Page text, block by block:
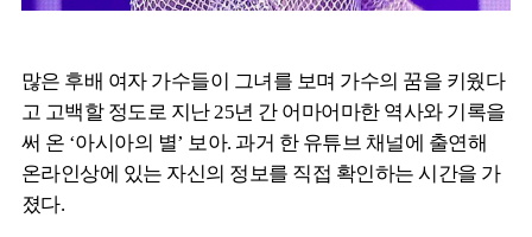
많은 후배 여자 가수들이 그녀를 보며 가수의 꿈을 키웠다
고 고백할 정도로 지난 25년 간 어마어마한 역사와 기록을
써 온 ‘아시아의 별’ 보아. 과거 한 유튜브 채널에 출연해
온라인상에 있는 자신의 정보를 직접 확인하는 시간을 가
졌다.